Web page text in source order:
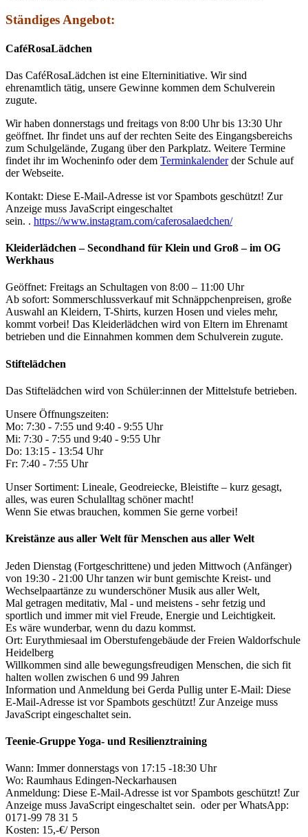
Ständiges Angebot:
CaféRosaLädchen
Das CaféRosaLädchen ist eine Elterninitiative. Wir sind
ehrenamtlich tätig, unsere Gewinne kommen dem Schulverein
zugute.
Wir haben donnerstags und freitags von 8:00 Uhr bis 13:30 Uhr
geöffnet. Ihr findet uns auf der rechten Seite des Eingangsbereichs
zum Schulgelände, Zugang über den Parkplatz. Weitere Termine
findet ihr im Wocheninfo oder dem Terminkalenderder Schule auf
der Webseite.
Kontakt: Diese E-Mail-Adresse ist vor Spambots geschützt! Zur
Anzeige muss JavaScript eingeschaltet
sein. . https://www.instagram.com/caferosalaedchen/
Kleiderlädchen – Secondhand für Klein und Groß – im OG
Werkhaus
Geöffnet: Freitags an Schultagen von 8:00 – 11:00 Uhr
Ab sofort: Sommerschlussverkauf mit Schnäppchenpreisen, große
Auswahl an Kleidern, T-Shirts, kurzen Hosen und vieles mehr,
kommt vorbei! Das Kleiderlädchen wird von Eltern im Ehrenamt
betrieben und die Einnahmen kommen dem Schulverein zugute.
Stiftelädchen
Das Stiftelädchen wird von Schüler:innen der Mittelstufe betrieben.
Unsere Öffnungszeiten:
Mo: 7:30 - 7:55 und 9:40 - 9:55 Uhr
Mi: 7:30 - 7:55 und 9:40 - 9:55 Uhr
Do: 13:15 - 13:54 Uhr
Fr: 7:40 - 7:55 Uhr
Unser Sortiment: Lineale, Geodreiecke, Bleistifte – kurz gesagt,
alles, was euren Schulalltag schöner macht!
Wenn Sie etwas brauchen, kommen Sie gerne vorbei!
Kreistänze aus aller Welt für Menschen aus aller Welt
Jeden Dienstag (Fortgeschrittene) und jeden Mittwoch (Anfänger)
von 19:30 - 21:00 Uhr tanzen wir bunt gemischte Kreist- und
Wechselpaartänze zu wunderschöner Musik aus aller Welt,
Mal getragen meditativ, Mal - und meistens - sehr fetzig und
sportlich und immer mit viel Freude, Energie und Leichtigkeit.
Es wäre wunderbar, wenn du dazu kommst.
Ort: Eurythmiesaal im Oberstufengebäude der Freien Waldorfschule
Heidelberg
Willkommen sind alle bewegungsfreudigen Menschen, die sich fit
halten wollen zwischen 6 und 99 Jahren
Information und Anmeldung bei Gerda Pullig unter E-Mail: Diese
E-Mail-Adresse ist vor Spambots geschützt! Zur Anzeige muss
JavaScript eingeschaltet sein.
Teenie-Gruppe Yoga- und Resilienztraining
Wann: Immer donnerstags von 17:15 -18:30 Uhr
Wo: Raumhaus Edingen-Neckarhausen
Anmeldung: Diese E-Mail-Adresse ist vor Spambots geschützt! Zur
Anzeige muss JavaScript eingeschaltet sein. oder per WhatsApp:
0171-99 78 31 5
Kosten: 15,-€/ Person